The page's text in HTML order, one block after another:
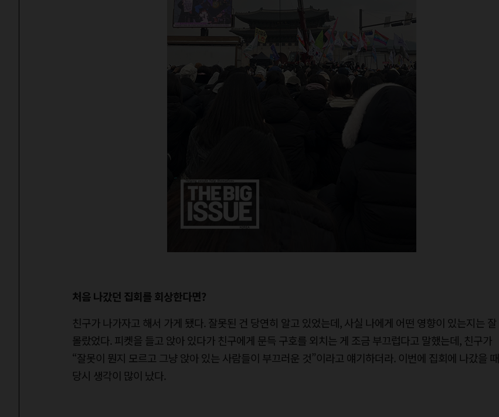
처음 나갔던 집회를 회상한다면?
친구가 나가자고 해서 가게 됐다. 잘못된 건 당연히 알고 있었는데, 사실 나에게 어떤 영향이 있는지는 잘
몰랐었다. 피켓을 들고 앉아 있다가 친구에게 문득 구호를 외치는 게 조금 부끄럽다고 말했는데, 친구가
“잘못이 뭔지 모르고 그냥 앉아 있는 사람들이 부끄러운 것”이라고 얘기하더라. 이번에 집회에 나갔을 때
당시 생각이 많이 났다.